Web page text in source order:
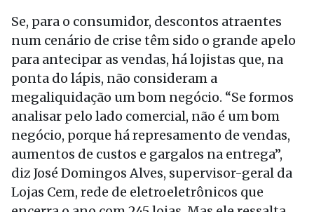
Se, para o consumidor, descontos atraentes
num cenário de crise têm sido o grande apelo
para antecipar as vendas, há lojistas que, na
ponta do lápis, não consideram a
megaliquidação um bom negócio. “Se formos
analisar pelo lado comercial, não é um bom
negócio, porque há represamento de vendas,
aumentos de custos e gargalos na entrega”,
diz José Domingos Alves, supervisor-geral da
Lojas Cem, rede de eletroeletrônicos que